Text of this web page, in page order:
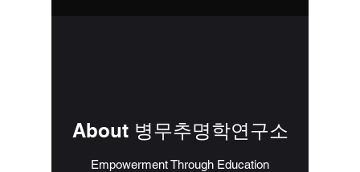
About 병무추명학연구소
Empowerment Through Education